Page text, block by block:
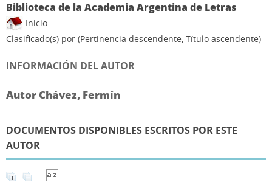
Biblioteca de la Academia Argentina de Letras
Inicio
Clasificado(s) por (Pertinencia descendente, Título ascendente)
INFORMACIÓN DEL AUTOR
Autor Chávez, Fermín
DOCUMENTOS DISPONIBLES ESCRITOS POR ESTE
AUTOR